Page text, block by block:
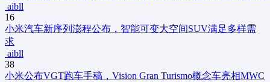
aibll
16
小米汽车新序列澎程公布，智能可变大空间SUV满足多样需
求
aibll
38
小米公布VGT跑车手稿，Vision Gran Turismo概念车亮相MWC